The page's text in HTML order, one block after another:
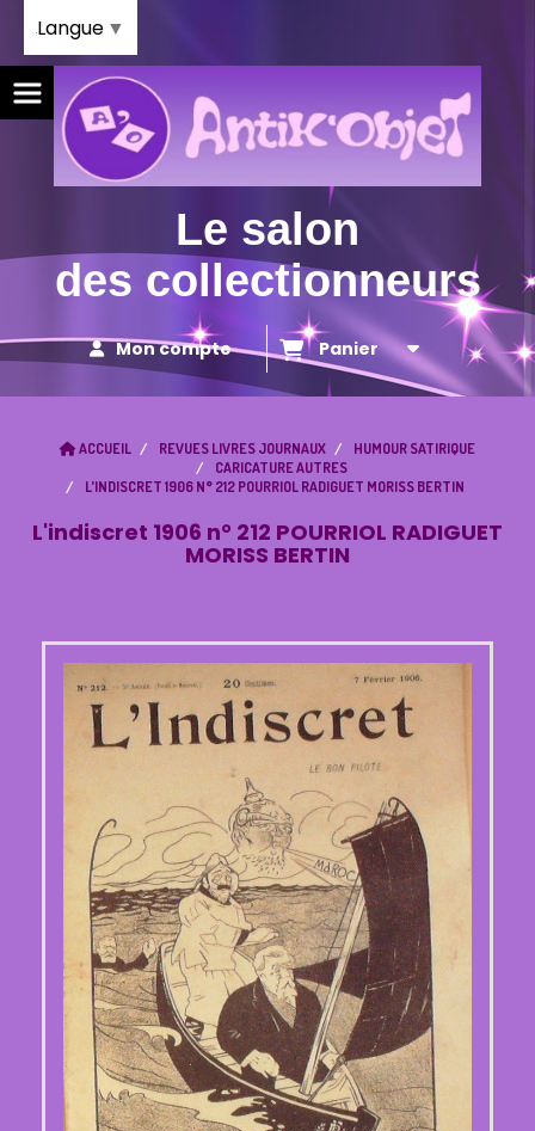
Le salon
des collectionneurs
Mon compte Panier
ACCUEIL REVUES LIVRES JOURNAUX
HUMOUR SATIRIQUE
CARICATURE AUTRES
L'INDISCRET 1906 N° 212 POURRIOL RADIGUET MORISS BERTIN
L'indiscret 1906 n° 212 POURRIOL RADIGUET
MORISS BERTIN
Langue ▼